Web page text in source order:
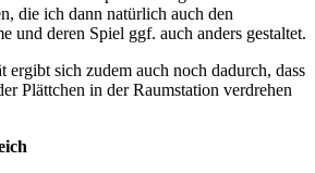
die ich dann natürlich auch den
und deren Spiel ggf. auch anders gestaltet.
ergibt sich zudem auch noch dadurch, dass
Plättchen in der Raumstation verdrehen